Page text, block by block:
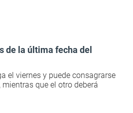
de la última fecha del
el viernes y puede consagrarse
que el otro deberá